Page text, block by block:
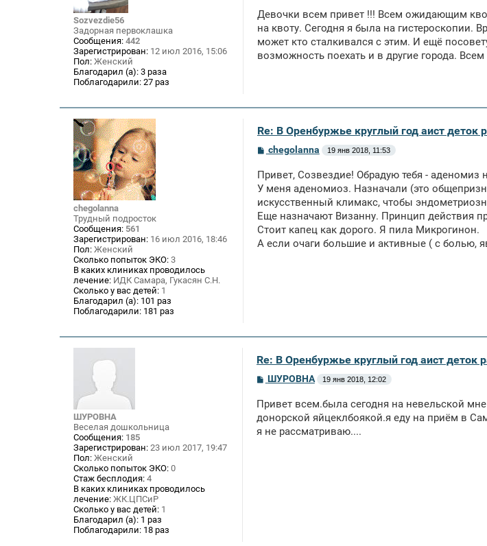
Sozvezdie56
Задорная первоклашка
Сообщения: 442
Зарегистрирован: 12 июл 2016, 15:06
Пол: Женский
Благодарил (а): 3 раза
Поблагодарили: 27 раз
б
щ
н
и
Девочки всем привет !!! Всем ожидающим
на квоту. Сегодня я была на гистероскопии.
может кто сталкивался с этим. И ещё
возможность поехать и в другие города.
chegolanna
Трудный подросток
Сообщения: 561
Зарегистрирован: 16 июл 2016, 18:46
Пол: Женский
Сколько попыток ЭКО: 3
В каких клиниках проводилось
лечение: ИДК Самара, Гукасян С.Н.
Сколько у вас детей: 1
Благодарил (а): 101 раз
Поблагодарили: 181 раз
Re: В Оренбуржье круглый год аист деток
С
б
щ
н
и
chegolanna 19 янв 2018, 11:53
Привет, Созвездие! Обрадую тебя - аденомиз
У меня аденомиоз. Назначали (это
искусственный климакс, чтобы
Еще назначают Визанну. Принцип действия
Стоит капец как дорого. Я пила Микрогинон.
А если очаги большие и активные ( с болью,
ШУРОВНА
Веселая дошкольница
Сообщения: 185
Зарегистрирован: 23 июл 2017, 19:47
Пол: Женский
Сколько попыток ЭКО: 0
Стаж бесплодия: 4
В каких клиниках проводилось
лечение: ЖК.ЦПСиР
Сколько у вас детей: 1
Благодарил (а): 1 раз
Поблагодарили: 18 раз
Re: В Оренбуржье круглый год аист деток
С
б
щ
н
ШУРОВНА 19 янв 2018, 12:02
Привет всем.была сегодня на невельской
донорской яйцеклбоякой.я еду на приём в
я не рассматриваю....